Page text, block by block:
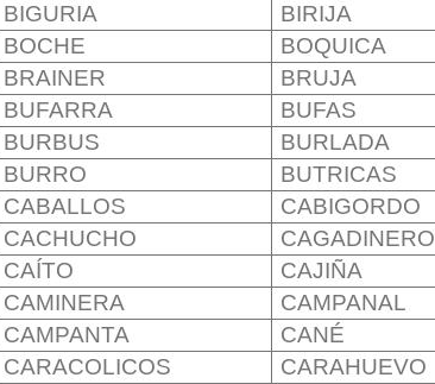
BIGURIA
BIRIJA
BOCHE
BOQUICA
BRAINER
BRUJA
BUFARRA
BUFAS
BURBUS
BURLADA
BURRO
BUTRICAS
CABALLOS
CABIGORDO
CACHUCHO
CAGADINERO
CAÍTO
CAJIÑA
CAMINERA
CAMPANAL
CAMPANTA
CANÉ
CARACOLICOS
CARAHUEVO